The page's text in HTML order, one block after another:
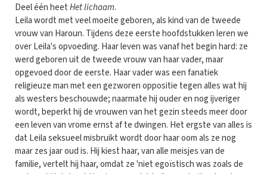
Deel één heetHet lichaam.
Leila wordt met veel moeite geboren, als kind van de tweede
vrouw van Haroun. Tijdens deze eerste hoofdstukken leren we
over Leila's opvoeding. Haar leven was vanaf het begin hard: ze
werd geboren uit de tweede vrouw van haar vader, maar
opgevoed door de eerste. Haar vader was een fanatiek
religieuze man met een gezworen oppositie tegen alles wat hij
als westers beschouwde; naarmate hij ouder en nog ijveriger
wordt, beperkt hij de vrouwen van het gezin steeds meer door
een leven van vrome ernst af te dwingen. Het ergste van alles is
dat Leila seksueel misbruikt wordt door haar oom als ze nog
maar zes jaar oud is. Hij kiest haar, van alle meisjes van de
familie, vertelt hij haar, omdat ze 'niet egoïstisch was zoals de